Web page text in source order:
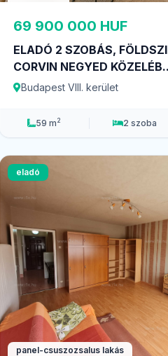
69 900 000 HUF
ELADÓ 2 SZOBÁS,
CORVIN NEGYED
Budapest VIII. kerület
59 m2 2 szoba
eladó
panel-csuszozsalus lakás